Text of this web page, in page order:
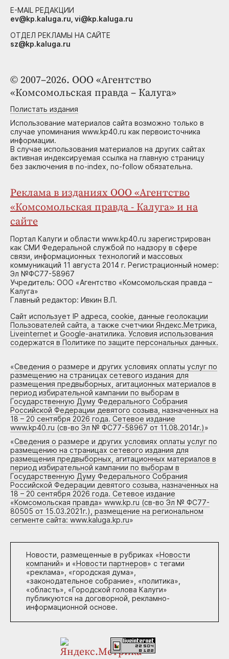
© 2007–2026. ООО «Агентство
«Комсомольская правда – Калуга»
Полистать издания
Использование материалов сайта возможно только в
случае упоминания www.kp40.ru как первоисточника
информации.
В случае использования материалов на других сайтах
активная индексируемая ссылка на главную страницу
без заключения в no-index, no-follow обязательна.
Реклама в изданиях ООО «Агентство
«Комсомольская правда - Калуга» и на
сайте
Портал Калуги и области www.kp40.ru зарегистрирован
как СМИ Федеральной службой по надзору в сфере
связи, информационных технологий и массовых
коммуникаций 11 августа 2014 г. Регистрационный номер:
Эл №ФС77-58967
Учредитель: ООО «Агентство «Комсомольская правда –
Калуга»
Главный редактор: Ивкин В.П.
Сайт использует IP адреса, cookie, данные геолокации
Пользователей сайта, а также счетчики Яндекс.Метрика,
Liveinternet и Google-анатилика. Условия использования
содержатся в Политике по защите персональных данных.
«Сведения о размере и других условиях оплаты услуг по
размещению на страницах сетевого издания для
размещения предвыборных, агитационных материалов в
период избирательной кампании по выборам в
Государственную Думу Федерального Собрания
Российской Федерации девятого созыва, назначенных на
18 – 20 сентября 2026 года. Сетевое издание
www.kp40.ru (св-во Эл № ФС77-58967 от 11.08.2014г.)»
«Сведения о размере и других условиях оплаты услуг по
размещению на страницах сетевого издания для
размещения предвыборных, агитационных материалов в
период избирательной кампании по выборам в
Государственную Думу Федерального Собрания
Российской Федерации девятого созыва, назначенных на
18 – 20 сентября 2026 года. Сетевое издание
«Комсомольская правда» www.kp.ru (св-во Эл № ФС77-
80505 от 15.03.2021г.), размещение на региональном
сегменте сайта: www.kaluga.kp.ru»
Новости, размещенные в рубриках «Новости
компаний» и «Новости партнеров» с тегами
«реклама», «городская дума»,
«законодательное собрание», «политика»,
«область», «Городской голова Калуги»
публикуются на договорной, рекламно-
информационной основе.
E-MAIL РЕДАКЦИИ
ev@kp.kaluga.ru, vi@kp.kaluga.ru
ОТДЕЛ РЕКЛАМЫ НА САЙТЕ
sz@kp.kaluga.ru